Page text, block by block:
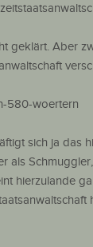
geklärt. Aber
580-woertern
sich ja das
als
hierzulande